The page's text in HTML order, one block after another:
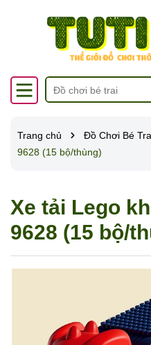
Trang chủ Đồ Chơi Bé
9628 (15 bộ/thùng)
Xe tải Lego
9628 (15 bộ/